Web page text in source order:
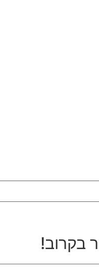
בקרוב!